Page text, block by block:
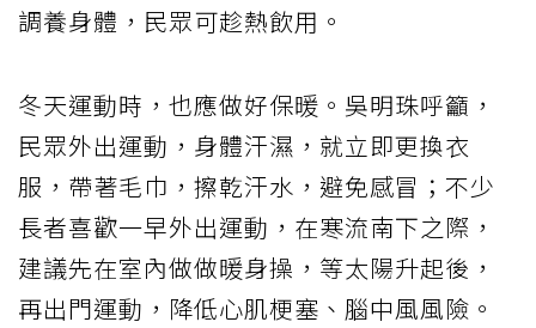
調養身體，民眾可趁熱飲用。
冬天運動時，也應做好保暖。吳明珠呼籲，
民眾外出運動，身體汗濕，就立即更換衣
服，帶著毛巾，擦乾汗水，避免感冒；不少
長者喜歡一早外出運動，在寒流南下之際，
建議先在室內做做暖身操，等太陽升起後，
再出門運動，降低心肌梗塞、腦中風風險。